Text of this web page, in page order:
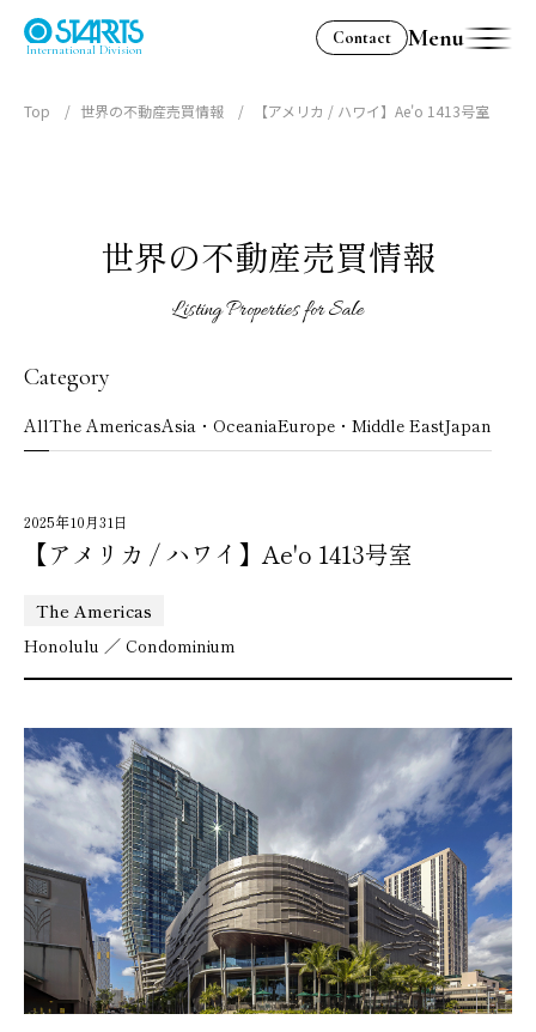
International Division
Contact Menu
Top 世界の不動産売買情報 【アメリカ / ハワイ】Ae'o 1413号室
世界の不動産売買情報
Listing Properties for Sale
Category
AllThe AmericasAsia・OceaniaEurope・Middle EastJapan
2025年10月31日
【アメリカ / ハワイ】Ae'o 1413号室
The Americas
Honolulu ／ Condominium